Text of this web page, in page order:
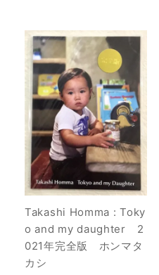
Takashi Homma : Toky
o and my daughter 2
021年完全版 ホンマタ
カシ